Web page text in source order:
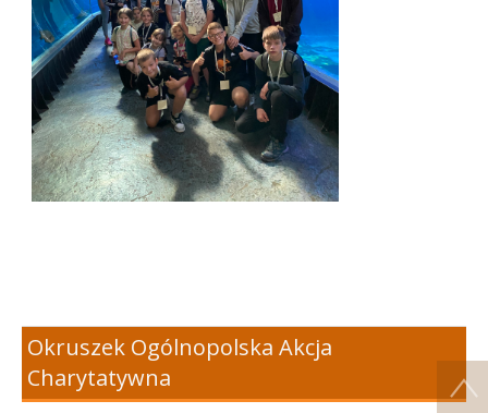
Okruszek Ogólnopolska Akcja
Charytatywna